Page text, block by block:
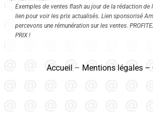
Exemples de ventes flash au jour de la rédaction de
lien pour voir les prix actualisés. Lien sponsorisé
percevons une rémunération sur les ventes.
PRIX !
Accueil – Mentions légales –